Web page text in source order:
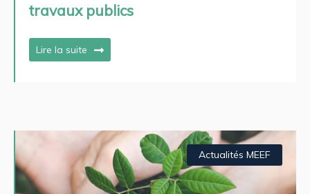
travaux publics
Lire la suite
Actualités MEEF